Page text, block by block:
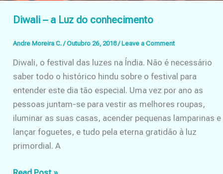
Diwali – a Luz do conhecimento
Andre Moreira C. /Outubro 26, 2018/Leave a Comment
Diwali, o festival das luzes na Índia. Não é necessário
saber todo o histórico hindu sobre o festival para
entender este dia tão especial. Uma vez por ano as
pessoas juntam-se para vestir as melhores roupas,
iluminar as suas casas, acender pequenas lamparinas e
lançar foguetes, e tudo pela eterna gratidão à luz
primordial. A
Diwali